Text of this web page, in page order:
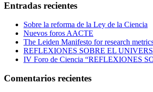
Entradas recientes
Sobre la reforma de la Ley de la Ciencia
Nuevos foros AACTE
The Leiden Manifesto for research
REFLEXIONES SOBRE EL
IV Foro de Ciencia “REFLEXIONES
Comentarios recientes